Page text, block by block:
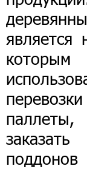
является